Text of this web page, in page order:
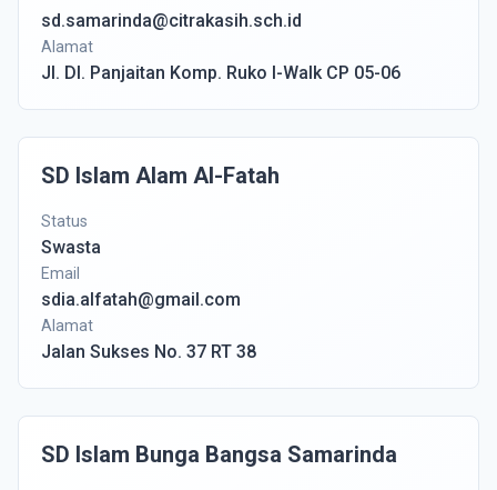
sd.samarinda@citrakasih.sch.id
Alamat
Jl. DI. Panjaitan Komp. Ruko I-Walk CP 05-06
SD Islam Alam Al-Fatah
Status
Swasta
Email
sdia.alfatah@gmail.com
Alamat
Jalan Sukses No. 37 RT 38
SD Islam Bunga Bangsa Samarinda